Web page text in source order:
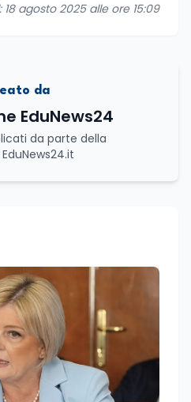
18 agosto 2025 alle ore 15:09
da
EduNews24
da parte della